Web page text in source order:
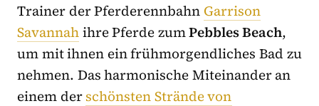
Trainer der Pferderennbahn Garrison
Savannahihre Pferde zumPebbles Beach,
um mit ihnen ein frühmorgendliches Bad zu
nehmen. Das harmonische Miteinander an
einem derschönsten Strände von